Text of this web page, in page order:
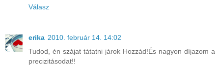
Válasz
erika 2010. február 14. 14:02
Tudod, én szájat tátatni járok Hozzád!És nagyon díjazom a
precizitásodat!!